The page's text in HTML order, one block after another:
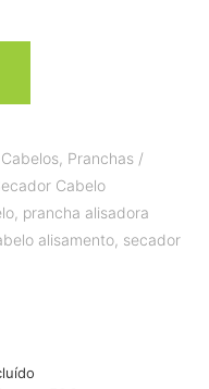
Cabelos, Pranchas /
Cabelo
, prancha alisadora
alisamento, secador